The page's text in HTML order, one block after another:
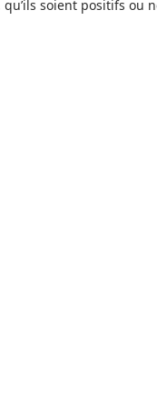
soient positifs ou